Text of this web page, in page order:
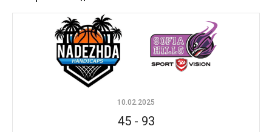
10.02.2025
45- 93